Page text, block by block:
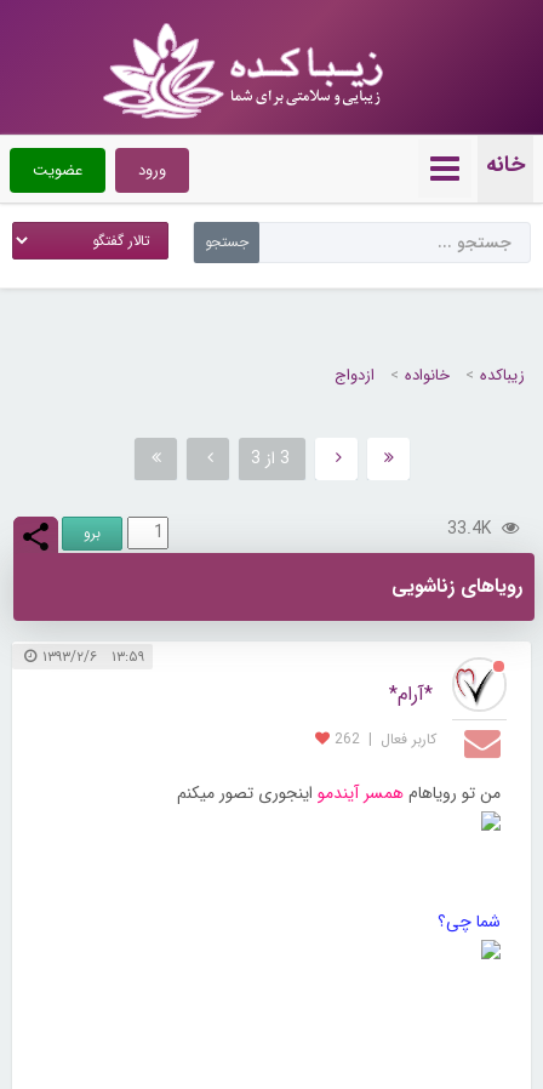
خانه عضویت ورود
زیباکده خانواده ازدواج
3 از 3
33.4K
رویاهای زناشویی
۱۳:۵۹ ۱۳۹۳/۲/۶
*آرام*
کاربر فعال |
262
من تو رویاهامهمسر آیندمو اینجوری تصور میکنم
شما چی؟